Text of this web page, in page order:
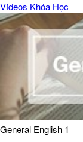
Vídeos Khóa Học
General English 1